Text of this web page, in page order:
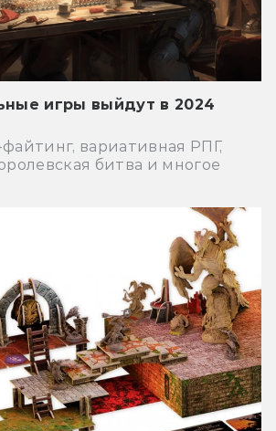
игры выйдут в 2024
вариативная РПГ,
битва и многое